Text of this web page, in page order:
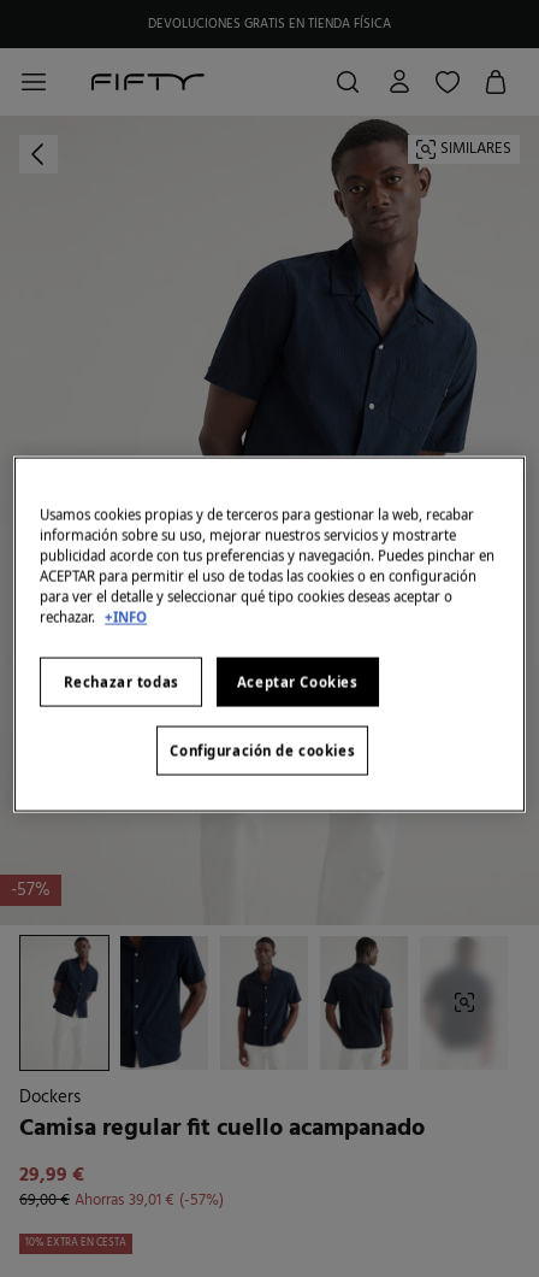
SIMILARES
-57%
Dockers
Camisa regular fit cuello acampanado
29,99 €
69,00 €Ahorras39,01 € 57
10% EXTRA EN CESTA
Usamos cookies propias y de terceros para gestionar la web, recabar
información sobre su uso, mejorar nuestros servicios y mostrarte
publicidad acorde con tus preferencias y navegación. Puedes pinchar en
ACEPTAR para permitir el uso de todas las cookies o en configuración
para ver el detalle y seleccionar qué tipo cookies deseas aceptar o
rechazar. +INFO
Rechazar todas Aceptar Cookies
Configuración de cookies